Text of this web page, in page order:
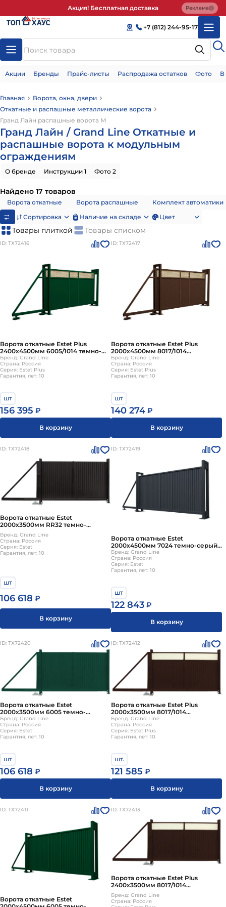
Акция! Бесплатная доставка Реклама
+7 (812) 244-95-17
Акции Бренды Прайс-листы Распродажа остатков Фото
Главная
Ворота, окна, двери
Откатные и распашные металлические ворота
Гранд Лайн распашные ворота М
Гранд Лайн / Grand Line Откатные и
распашные ворота к модульным
ограждениям
О бренде Инструкции 1 Фото 2
Найдено 17 товаров
Ворота откатные Ворота распашные
Комплект автоматики
Сортировка
Наличие на складе Цвет
Товары плиткой Товары списком
ID: ТХ72416
Ворота откатные Estet Plus
2400х4500мм 6005/1014 темно-
зеленый Grand Line
Бренд: Grand Line
Страна: Россия
Серия: Estet Plus
Гарантия, лет: 10
шт
156 395 ₽
В корзину
ID: ТХ72417
Ворота откатные Estet Plus
2000х4500мм 8017/1014
коричневый Grand Line
Бренд: Grand Line
Страна: Россия
Серия: Estet Plus
Гарантия, лет: 10
шт
140 274 ₽
В корзину
ID: ТХ72418
Ворота откатные Estet
2000х3500мм RR32 темно-
коричневый Grand Line
Бренд: Grand Line
Страна: Россия
Серия: Estet
Гарантия, лет: 10
шт
106 618 ₽
В корзину
ID: ТХ72419
Ворота откатные Estet
2000х4500мм 7024 темно-серый
Grand Line
Бренд: Grand Line
Страна: Россия
Серия: Estet
Гарантия, лет: 10
шт
122 843 ₽
В корзину
ID: ТХ72420
Ворота откатные Estet
2000х3500мм 6005 темно-
зеленый Grand Line
Бренд: Grand Line
Страна: Россия
Серия: Estet
Гарантия, лет: 10
шт
106 618 ₽
В корзину
ID: ТХ72412
Ворота откатные Estet Plus
2000х3500мм 8017/1014
коричневый Grand Line
Бренд: Grand Line
Страна: Россия
Серия: Estet Plus
Гарантия, лет: 10
шт.
121 585 ₽
В корзину
ID: ТХ72411
Ворота откатные Estet
ID: ТХ72413
Ворота откатные Estet Plus
2400х3500мм 8017/1014
коричневый Grand Line
Бренд: Grand Line
Страна: Россия